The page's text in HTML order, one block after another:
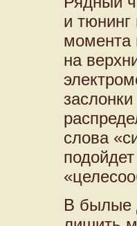
и
момента
на
слова
В былые